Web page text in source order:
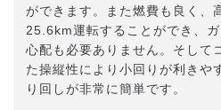
ができます。また燃費も良く、
25.6km運転することができ、
心配も必要ありません。そして
た操縦性により小回りが利きや
り回しが非常に簡単です。